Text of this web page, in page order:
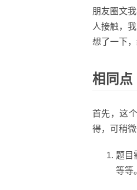
朋友圈文我
人接触，
想了一下，
相同点
首先，这
得，可稍
题目
等等。